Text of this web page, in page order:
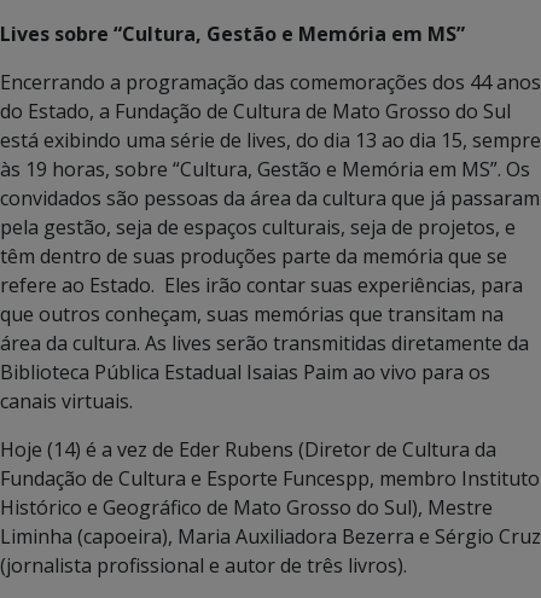
Lives sobre “Cultura, Gestão e Memória em MS”
Encerrando a programação das comemorações dos 44 anos
do Estado, a Fundação de Cultura de Mato Grosso do Sul
está exibindo uma série de lives, do dia 13 ao dia 15, sempre
às 19 horas, sobre “Cultura, Gestão e Memória em MS”. Os
convidados são pessoas da área da cultura que já passaram
pela gestão, seja de espaços culturais, seja de projetos, e
têm dentro de suas produções parte da memória que se
refere ao Estado. Eles irão contar suas experiências, para
que outros conheçam, suas memórias que transitam na
área da cultura. As lives serão transmitidas diretamente da
Biblioteca Pública Estadual Isaias Paim ao vivo para os
canais virtuais.
Hoje (14) é a vez de Eder Rubens (Diretor de Cultura da
Fundação de Cultura e Esporte Funcespp, membro Instituto
Histórico e Geográfico de Mato Grosso do Sul), Mestre
Liminha (capoeira), Maria Auxiliadora Bezerra e Sérgio Cruz
(jornalista profissional e autor de três livros).